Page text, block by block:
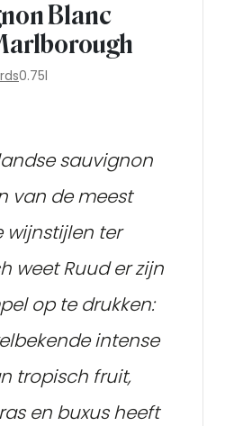
Blanc
0.75l
sauvignon
van de meest
wijnstijlen ter
weet Ruud er zijn
op te drukken:
intense
tropisch fruit,
en buxus heeft